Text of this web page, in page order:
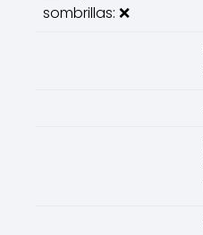
sombrillas: ❌